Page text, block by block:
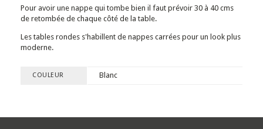
Pour avoir une nappe qui tombe bien il faut prévoir 30 à 40 cms
de retombée de chaque côté de la table.
Les tables rondes s'habillent de nappes carrées pour un look plus
moderne.
COULEUR Blanc